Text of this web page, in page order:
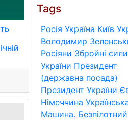
Tags
Росія Україна Київ
Володимир
Росіяни Збройні сили
України Президент
(державна посада)
Президент України
Німеччина
Машина. Безпілотний